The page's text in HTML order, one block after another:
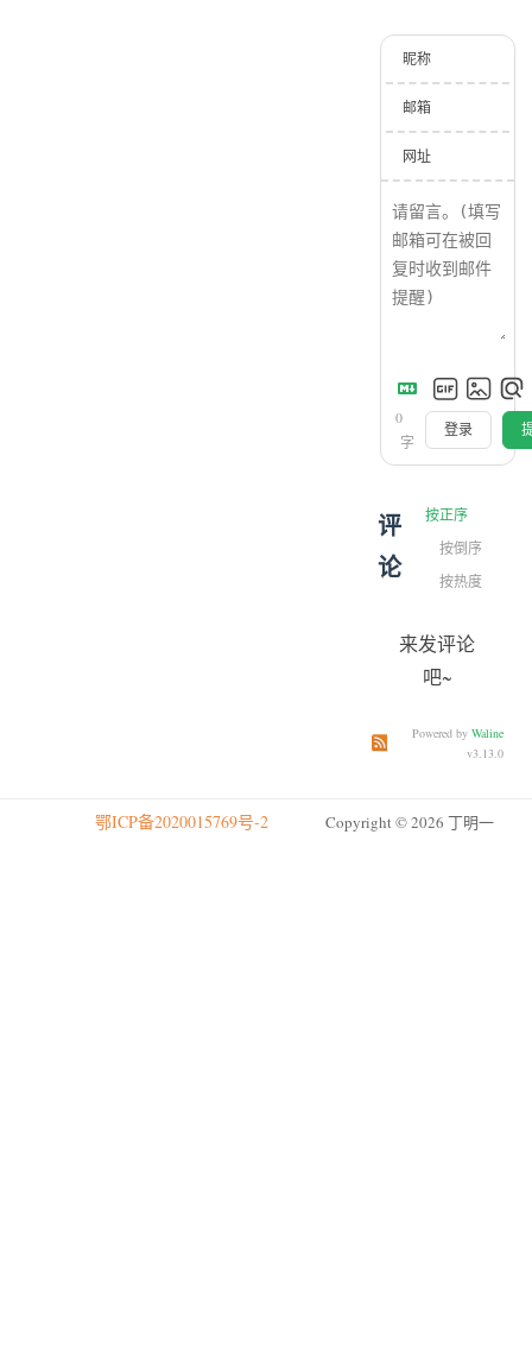
昵称
邮箱
网址
0
字
登录
评
论
按正序
按倒序
按热度
来发评论
吧~
订阅本文评论 订阅本站
Powered by Waline
v3.13.0
鄂ICP备2020015769号-2 Copyright © 2026 丁明一